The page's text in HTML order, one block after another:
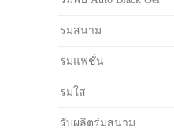
ร่มสนาม
ร่มแฟชั่น
ร่มใส
รับผลิตร่มสนาม